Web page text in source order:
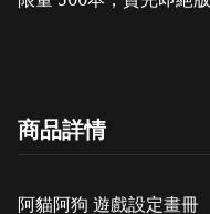
商品詳情
阿貓阿狗 遊戲設定畫冊